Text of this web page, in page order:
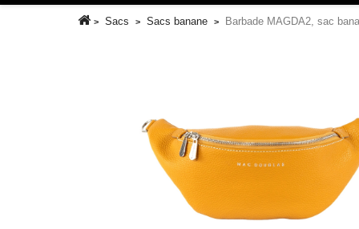
Sacs Sacs banane Barbade MAGDA2, sac